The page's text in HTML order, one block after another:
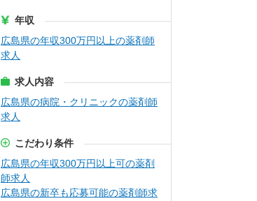
年収
広島県の年収300万円以上の薬剤師
求人
求人内容
広島県の病院・クリニックの薬剤師
求人
こだわり条件
広島県の年収300万円以上可の薬剤
師求人
広島県の新卒も応募可能の薬剤師求